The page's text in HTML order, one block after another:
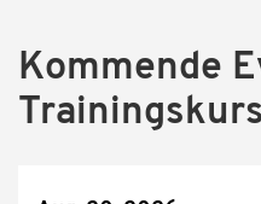
Kommende